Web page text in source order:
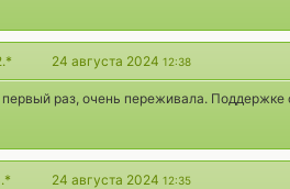
24 августа 2024 12:38
раз, очень переживала. Поддержке
24 августа 2024 12:35